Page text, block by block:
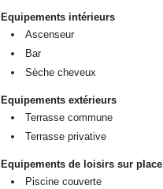
Equipements intérieurs
Ascenseur
Bar
Sèche cheveux
Equipements extérieurs
Terrasse commune
Terrasse privative
Equipements de loisirs sur place
Piscine couverte